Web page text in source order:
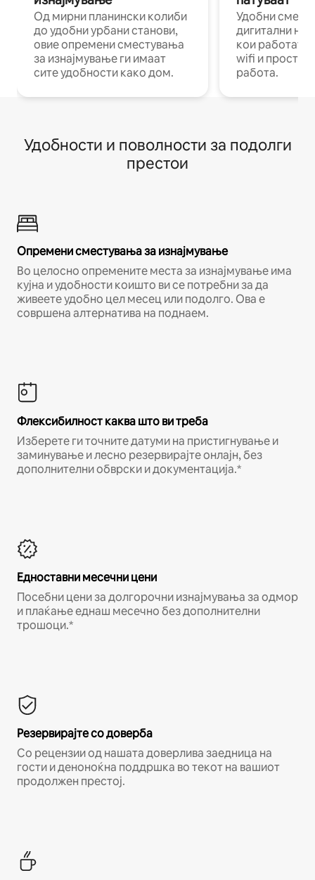
Од мирни планински колиби
до удобни урбани станови,
овие опремени сместувања
за изнајмување ги имаат
сите удобности како дом.
Удобни
дигитални
кои работат
wifi и
работа.
Удобности и поволности за подолги
престои
Опремени сместувања за изнајмување
Во целосно опремените места за изнајмување има
кујна и удобности коишто ви се потребни за да
живеете удобно цел месец или подолго. Ова е
совршена алтернатива на поднаем.
Флексибилност каква што ви треба
Изберете ги точните датуми на пристигнување и
заминување и лесно резервирајте онлајн, без
дополнителни обврски и документација.*
Едноставни месечни цени
Посебни цени за долгорочни изнајмувања за одмор
и плаќање еднаш месечно без дополнителни
трошоци.*
Резервирајте со доверба
Со рецензии од нашата доверлива заедница на
гости и деноноќна поддршка во текот на вашиот
продолжен престој.